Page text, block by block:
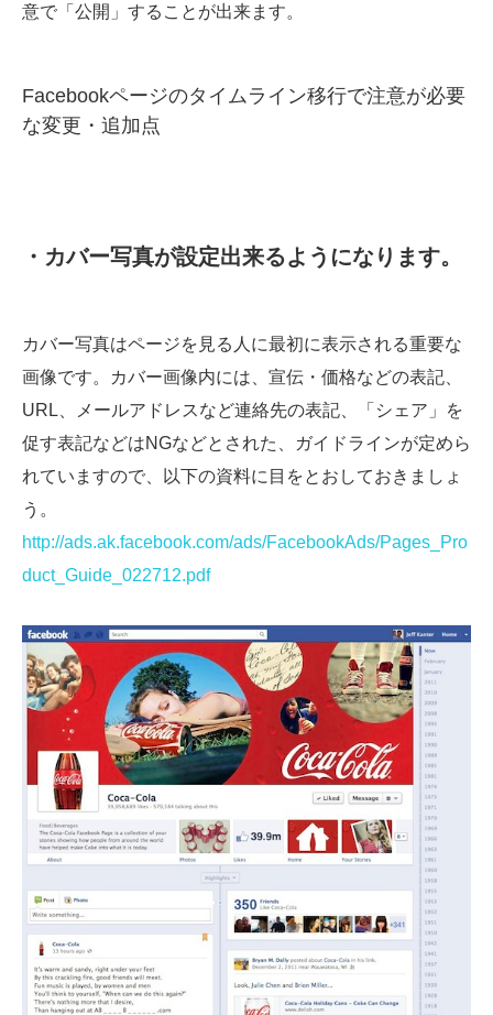
意で「公開」することが出来ます。
Facebookページのタイムライン移行で注意が必要
な変更・追加点
・カバー写真が設定出来るようになります。
カバー写真はページを見る人に最初に表示される重要な
画像です。カバー画像内には、宣伝・価格などの表記、
URL、メールアドレスなど連絡先の表記、「シェア」を
促す表記などはNGなどとされた、ガイドラインが定めら
れていますので、以下の資料に目をとおしておきましょ
う。
http://ads.ak.facebook.com/ads/FacebookAds/Pages_Pro
duct_Guide_022712.pdf